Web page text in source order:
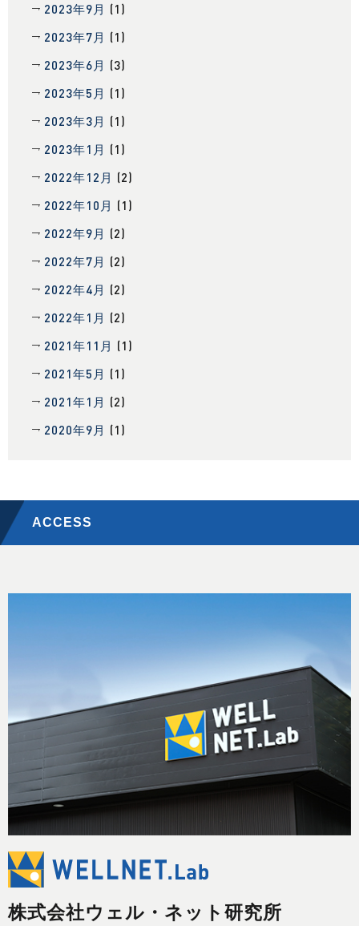
2023年9月 (1)
2023年7月 (1)
2023年6月 (3)
2023年5月 (1)
2023年3月 (1)
2023年1月 (1)
2022年12月 (2)
2022年10月 (1)
2022年9月 (2)
2022年7月 (2)
2022年4月 (2)
2022年1月 (2)
2021年11月 (1)
2021年5月 (1)
2021年1月 (2)
2020年9月 (1)
ACCESS
株式会社ウェル・ネット研究所